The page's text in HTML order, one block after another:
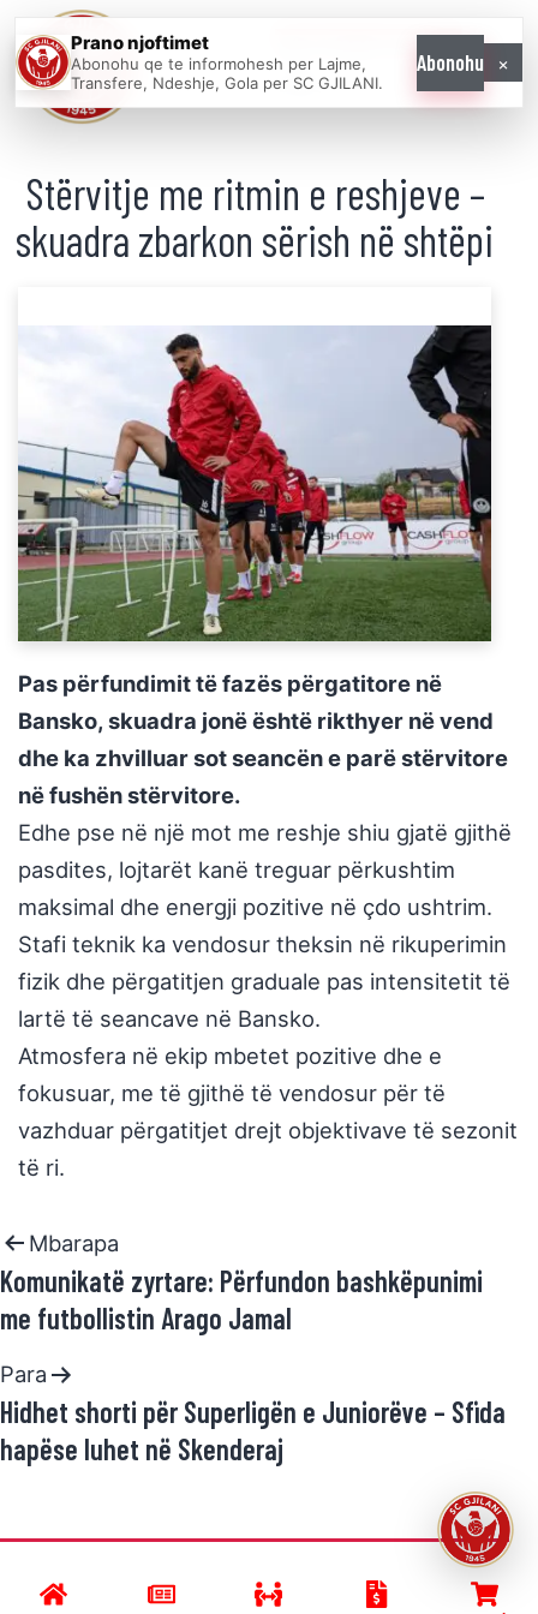
ONE
Stërvitje me ritmin e reshjeve –
skuadra zbarkon sërish në shtëpi
Pas përfundimit të fazës përgatitore në
Bansko, skuadra jonë është rikthyer në vend
dhe ka zhvilluar sot seancën e parë stërvitore
në fushën stërvitore.
Edhe pse në një mot me reshje shiu gjatë gjithë
pasdites, lojtarët kanë treguar përkushtim
maksimal dhe energji pozitive në çdo ushtrim.
Stafi teknik ka vendosur theksin në rikuperimin
fizik dhe përgatitjen graduale pas intensitetit të
lartë të seancave në Bansko.
Atmosfera në ekip mbetet pozitive dhe e
fokusuar, me të gjithë të vendosur për të
vazhduar përgatitjet drejt objektivave të sezonit
të ri.
Mbarapa
Komunikatë zyrtare: Përfundon bashkëpunimi
me futbollistin Arago Jamal
Para
Hidhet shorti për Superligën e Juniorëve – Sfida
hapëse luhet në Skenderaj
Developed by SC GJILANI and powered by R.Halimi.
Prano njoftimet
Abonohu qe te informohesh per Lajme,
Transfere, Ndeshje, Gola per SC GJILANI.
Abonohu ×